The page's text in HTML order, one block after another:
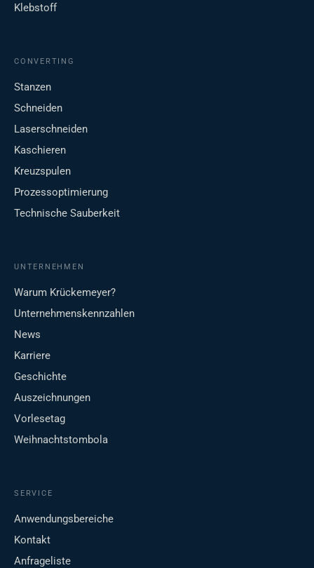
Klebstoff
CONVERTING
Stanzen
Schneiden
Laserschneiden
Kaschieren
Kreuzspulen
Prozessoptimierung
Technische Sauberkeit
UNTERNEHMEN
Warum Krückemeyer?
Unternehmenskennzahlen
News
Karriere
Geschichte
Auszeichnungen
Vorlesetag
Weihnachtstombola
SERVICE
Anwendungsbereiche
Kontakt
Anfrageliste